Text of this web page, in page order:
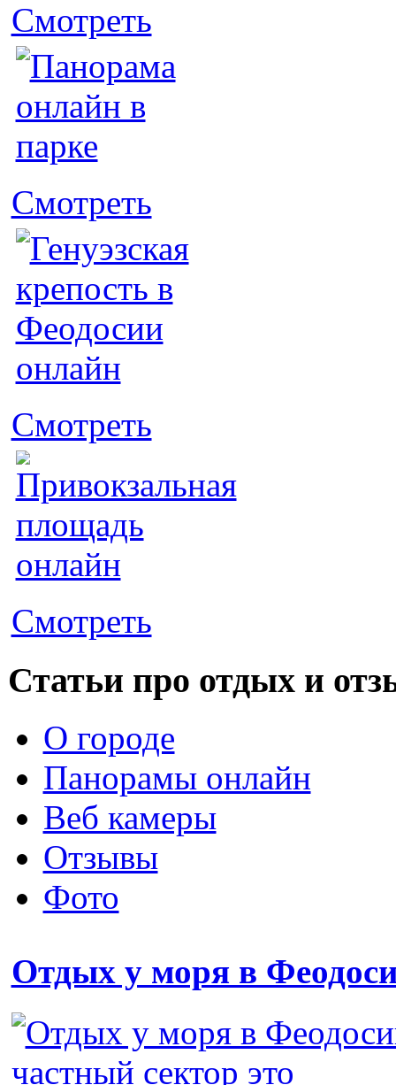
Смотреть
Смотреть
Смотреть
Смотреть
Статьи про отдых и
О городе
Панорамы онлайн
Веб камеры
Отзывы
Фото
Отдых у моря в